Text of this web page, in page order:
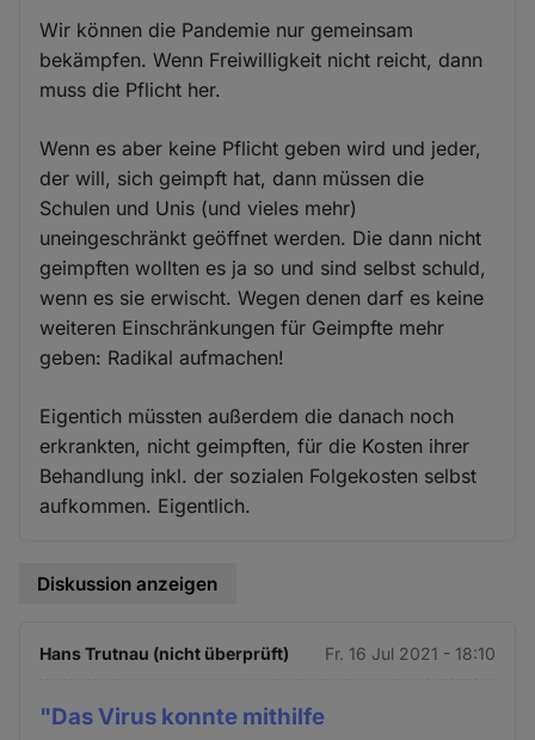
Wir können die Pandemie nur gemeinsam
bekämpfen. Wenn Freiwilligkeit nicht reicht, dann
muss die Pflicht her.
Wenn es aber keine Pflicht geben wird und jeder,
der will, sich geimpft hat, dann müssen die
Schulen und Unis (und vieles mehr)
uneingeschränkt geöffnet werden. Die dann nicht
geimpften wollten es ja so und sind selbst schuld,
wenn es sie erwischt. Wegen denen darf es keine
weiteren Einschränkungen für Geimpfte mehr
geben: Radikal aufmachen!
Eigentich müssten außerdem die danach noch
erkrankten, nicht geimpften, für die Kosten ihrer
Behandlung inkl. der sozialen Folgekosten selbst
aufkommen. Eigentlich.
Diskussion anzeigen
Hans Trutnau (nicht überprüft) Fr. 16 Jul 2021 - 18:10
"Das Virus konnte mithilfe